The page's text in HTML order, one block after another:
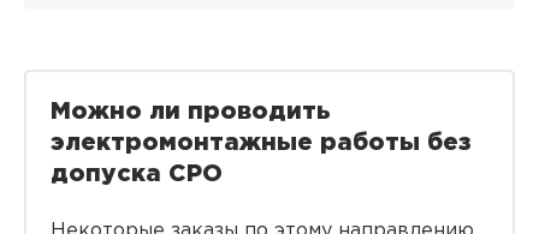
Можно ли проводить
электромонтажные работы без
допуска СРО